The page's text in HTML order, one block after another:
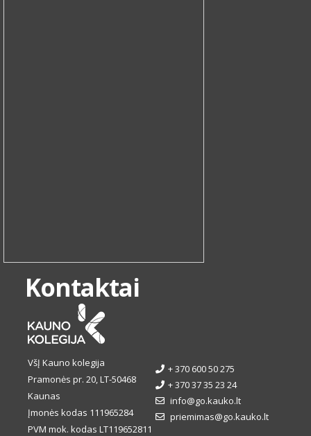
Kontaktai
VšĮ Kauno kolegija
Pramonės pr. 20, LT-50468
Kaunas
Įmonės kodas 111965284
PVM mok. kodas LT119652811
+ 370 600 50 275
+ 370 37 35 23 24
info@go.kauko.lt
priemimas@go.kauko.lt